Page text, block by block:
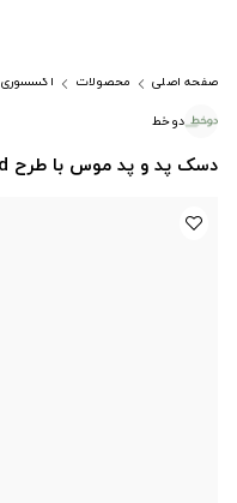
صفحه اصلی محصولات اکسسوری
دوخط
دسک پد و پد موس با طرح red dead